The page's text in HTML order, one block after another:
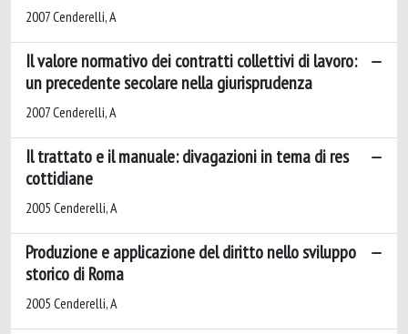
2007 Cenderelli, A
Il valore normativo dei contratti collettivi di lavoro:
un precedente secolare nella giurisprudenza
2007 Cenderelli, A
Il trattato e il manuale: divagazioni in tema di res
cottidiane
2005 Cenderelli, A
Produzione e applicazione del diritto nello sviluppo
storico di Roma
2005 Cenderelli, A